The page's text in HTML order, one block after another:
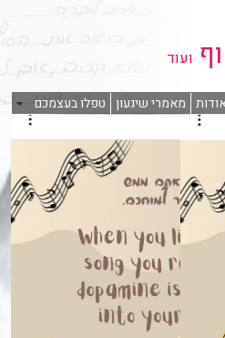
ועוד
מאמרי שיגעון טפלו בעצמכם